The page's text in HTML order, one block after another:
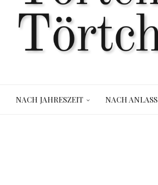
NACH JAHRESZEIT NACH ANLASS